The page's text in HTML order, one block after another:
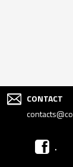
CONTACT
.